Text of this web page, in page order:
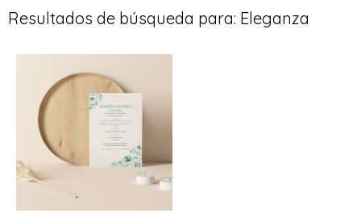
Resultados de búsqueda para: Eleganza